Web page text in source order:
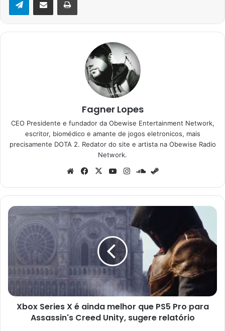
Fagner Lopes
CEO Presidente e fundador da Obewise Entertainment Network,
escritor, biomédico e amante de jogos eletronicos, mais
precisamente DOTA 2. Redator do site e artista na Obewise Radio
Network.
WebsiteFacebook
X YouTubeInstagramSoundCloud
Xbox
Series
ainda
melhor
PS5
Pro
para
Assassin's
Xbox Series X é ainda melhor que PS5 Pro para
Assassin's Creed Unity, sugere relatório